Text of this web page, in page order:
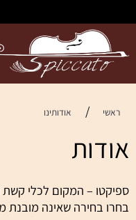
אודותינו
– המקום לכלי קשת הוקמה
שאינה מובנת מאליה,